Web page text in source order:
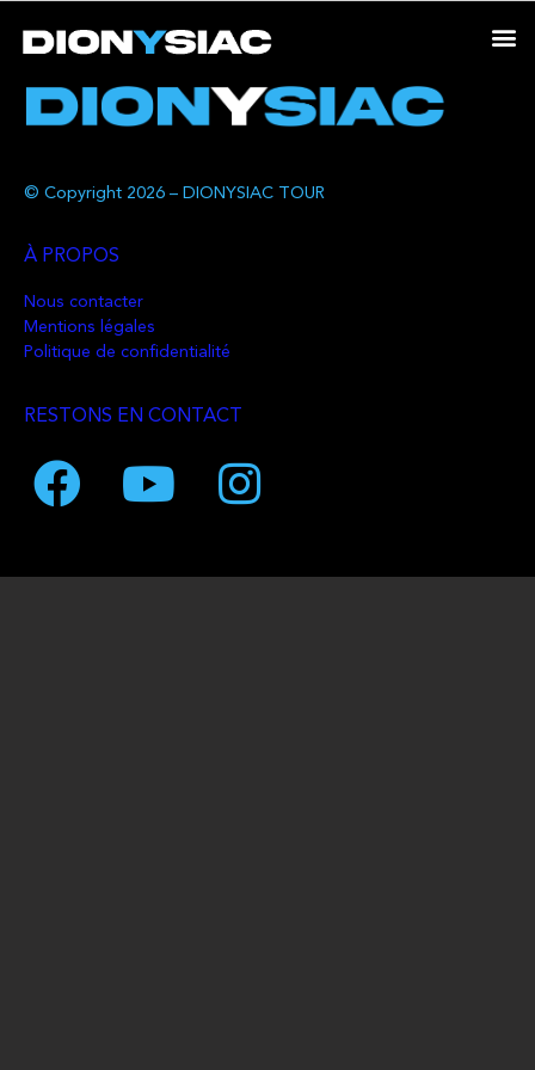
© Copyright 2026 – DIONYSIAC TOUR
À PROPOS
Nous contacter
Mentions légales
Politique de confidentialité
RESTONS EN CONTACT